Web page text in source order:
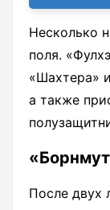
Несколько
поля.
«Шахтера»
а также
После двух